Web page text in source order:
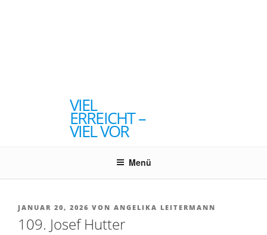
VIEL
ERREICHT –
VIEL VOR
Menü
VERÖFFENTLICHT
JANUAR 20, 2026 VON ANGELIKA LEITERMANN
109. Josef Hutter